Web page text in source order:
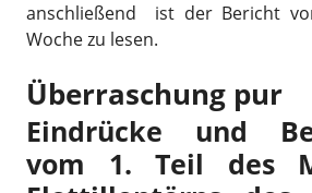
anschließend ist der Bericht
Woche zu lesen.
Überraschung pur
Eindrücke und
vom 1. Teil des